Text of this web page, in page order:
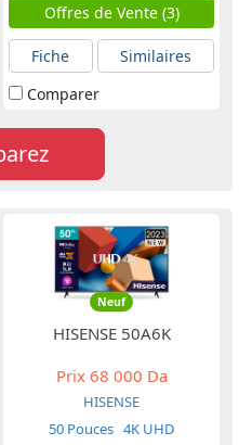
Offres de Vente (3)
Fiche
Similaires
Comparer
Neuf
HISENSE 50A6K
Prix68 000 Da
HISENSE
50 Pouces 4K UHD